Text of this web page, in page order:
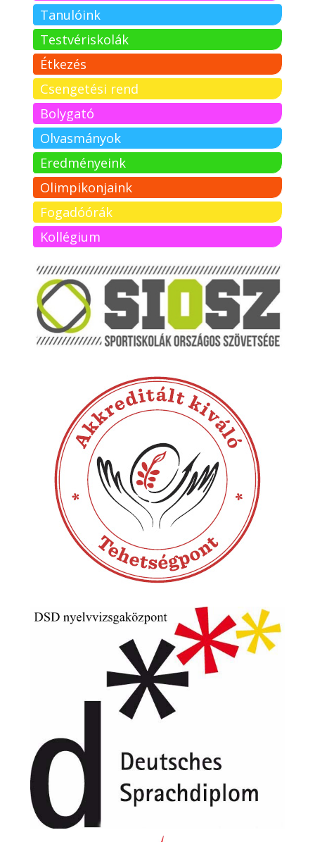
Tanulóink
Testvériskolák
Étkezés
Csengetési rend
Bolygató
Olvasmányok
Eredményeink
Olimpikonjaink
Fogadóórák
Kollégium